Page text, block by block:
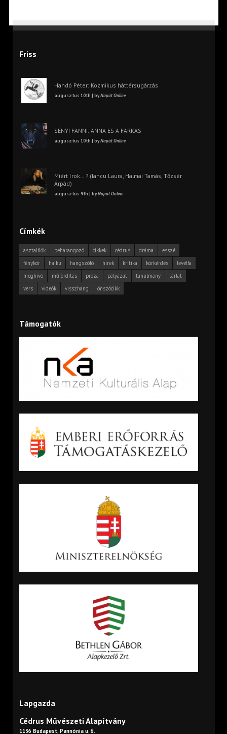
Friss
Handó Péter: Kozmikus háttérsugárzás
augusztus 10th | byNapút Online
SÉNYI FANNI: ANNA ÉS A FARKAS
augusztus 10th | byNapút Online
Miért írok… ? (Iancu Laura, Halmai Tamás, Tőzsér
Árpád)
augusztus 9th | byNapút Online
Címkék
asztalfiók beharangozó cikkek cédrus dráma
esszé
fénykör
haiku hangszóló hírek kritika körkérdés
levélfa
meghívó
műfordítás próza pályázat tanulmány
tárlat
vers
videók visszhang önszócikk
Támogatók
Lapgazda
Cédrus Művészeti Alapítvány
1136 Budapest, Pannónia u. 6.